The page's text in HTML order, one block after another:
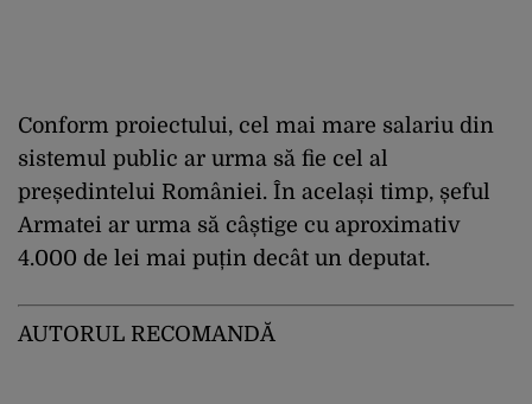
Conform proiectului, cel mai mare salariu din
sistemul public ar urma să fie cel al
președintelui României. În același timp, șeful
Armatei ar urma să câștige cu aproximativ
4.000 de lei mai puțin decât un deputat.
AUTORUL RECOMANDĂ